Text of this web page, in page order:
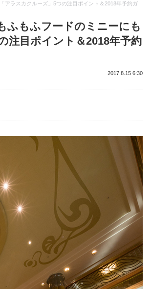
アラスカクルーズ」5つの注目ポイント＆2018年予約ガ
ふもふフードのミニーにも
注目ポイント＆2018年予約
2017.8.15 6:30